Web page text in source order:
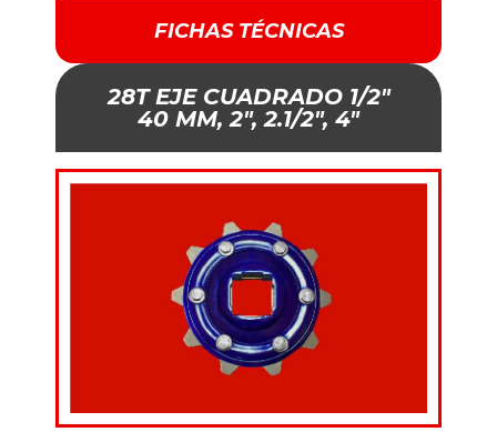
FICHAS TÉCNICAS
28T EJE CUADRADO 1/2"
40 MM, 2", 2.1/2", 4"